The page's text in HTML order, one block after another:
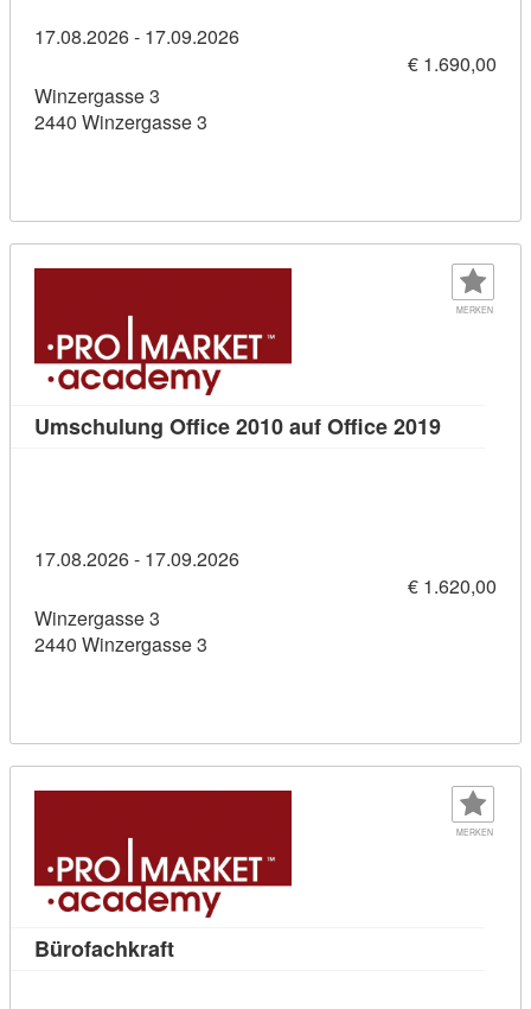
17.08.2026 - 17.09.2026
€ 1.690,00
Winzergasse 3
2440 Winzergasse 3
MERKEN
Umschulung Office 2010 auf Office 2019
17.08.2026 - 17.09.2026
€ 1.620,00
Winzergasse 3
2440 Winzergasse 3
MERKEN
BürofachkraftKursdetail: Bürofachkraft (11436287)